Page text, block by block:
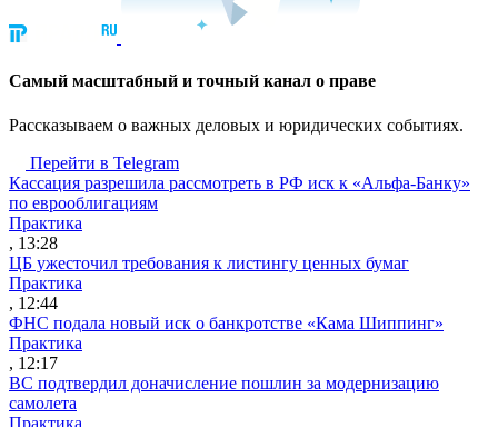
Cамый масштабный и точный канал о праве
Рассказываем о важных деловых и юридических событиях.
Перейти в Telegram
Кассация разрешила рассмотреть в РФ иск к «Альфа-Банку»
по еврооблигациям
Практика
, 13:28
ЦБ ужесточил требования к листингу ценных бумаг
Практика
, 12:44
ФНС подала новый иск о банкротстве «Кама Шиппинг»
Практика
, 12:17
ВС подтвердил доначисление пошлин за модернизацию
самолета
Практика